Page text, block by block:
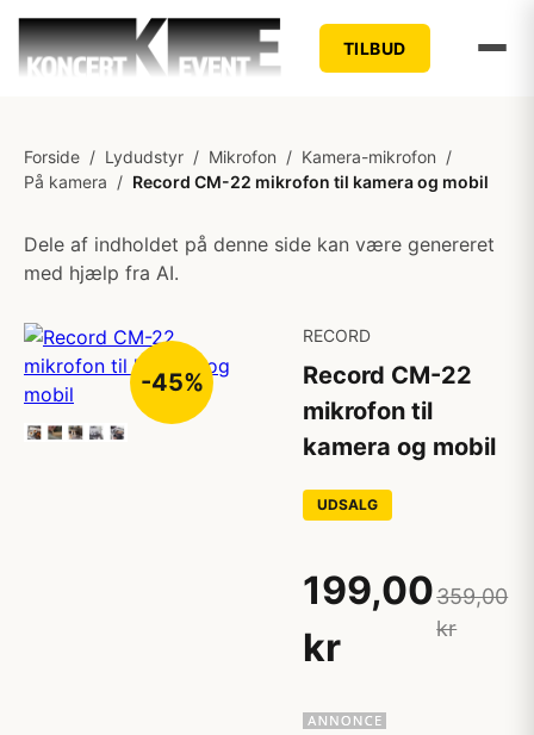
TILBUD
Forside / Lydudstyr / Mikrofon / Kamera-mikrofon /
På kamera / Record CM-22 mikrofon til kamera og mobil
Dele af indholdet på denne side kan være genereret
med hjælp fra AI.
-45%
RECORD
Record CM-22
mikrofon til
kamera og mobil
UDSALG
199,00
kr
359,00
kr